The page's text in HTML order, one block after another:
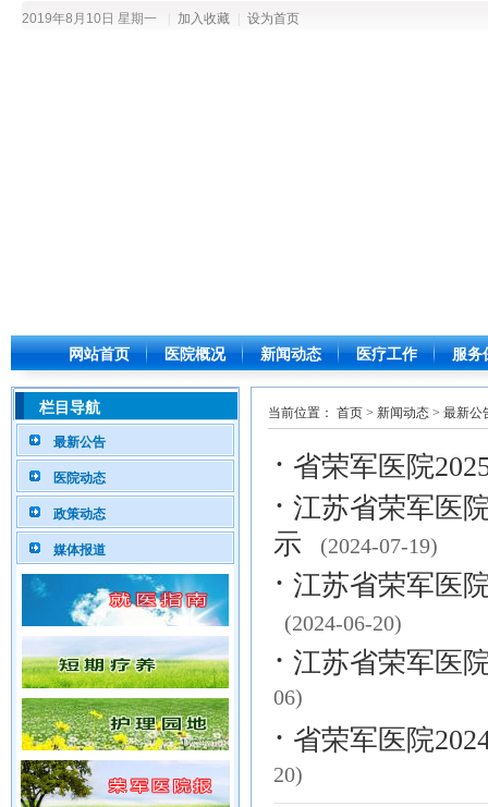
2019年8月10日 星期一 加入收藏 设为首页
网站首页 医院概况 新闻动态 医疗工作 服务
栏目导航
最新公告
医院动态
政策动态
媒体报道
当前位置： 首页 > 新闻动态 > 最新公
· 省荣军医院
· 江苏省荣军医
示
(2024-07-19)
· 江苏省荣军医
(2024-06-20)
· 江苏省荣军医
06)
· 省荣军医院
20)